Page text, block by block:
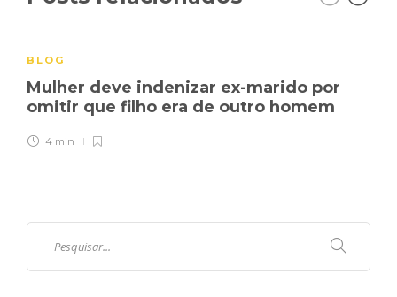
BLOG
Mulher deve indenizar ex-marido por
omitir que filho era de outro homem
4 min